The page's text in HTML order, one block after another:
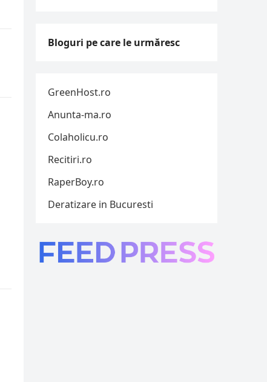
Bloguri pe care le urmăresc
GreenHost.ro
Anunta-ma.ro
Colaholicu.ro
Recitiri.ro
RaperBoy.ro
Deratizare in Bucuresti